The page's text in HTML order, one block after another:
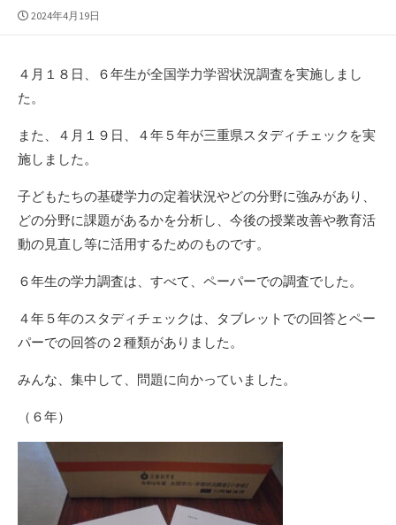
公
2024年4月19日
４月１８日、６年生が全国学力学習状況調査を実施しまし
た。
また、４月１９日、４年５年が三重県スタディチェックを実
施しました。
子どもたちの基礎学力の定着状況やどの分野に強みがあり、
どの分野に課題があるかを分析し、今後の授業改善や教育活
動の見直し等に活用するためのものです。
６年生の学力調査は、すべて、ペーパーでの調査でした。
４年５年のスタディチェックは、タブレットでの回答とペー
パーでの回答の２種類がありました。
みんな、集中して、問題に向かっていました。
（６年）